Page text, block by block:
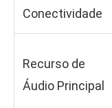
Conectividade
Recurso de
Áudio Principal